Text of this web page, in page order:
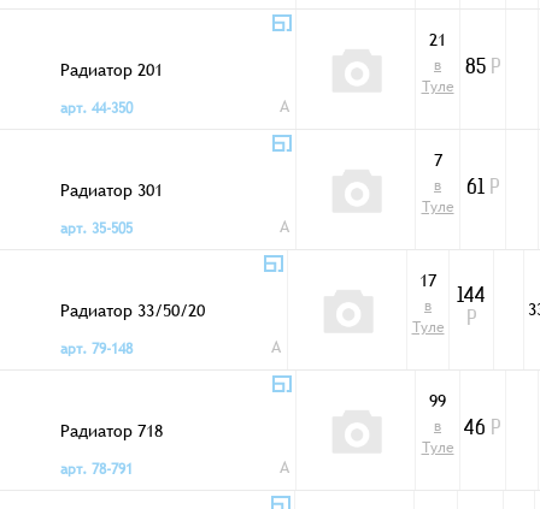
Радиатор 201
арт. 44-350
A
21
в
Туле
85 Р
Радиатор 301
арт. 35-505
A
7
в
Туле
61 Р
Радиатор 33/50/20
арт. 79-148
A
17
в
Туле
144
Р
Радиатор 718
арт. 78-791
A
99
в
Туле
46 Р